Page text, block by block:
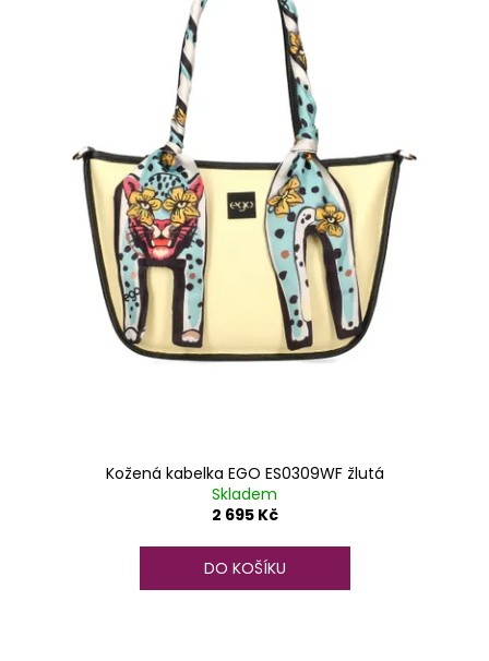
Kožená kabelka EGO ES0309WF žlutá
Skladem
2 695 Kč
DO KOŠÍKU